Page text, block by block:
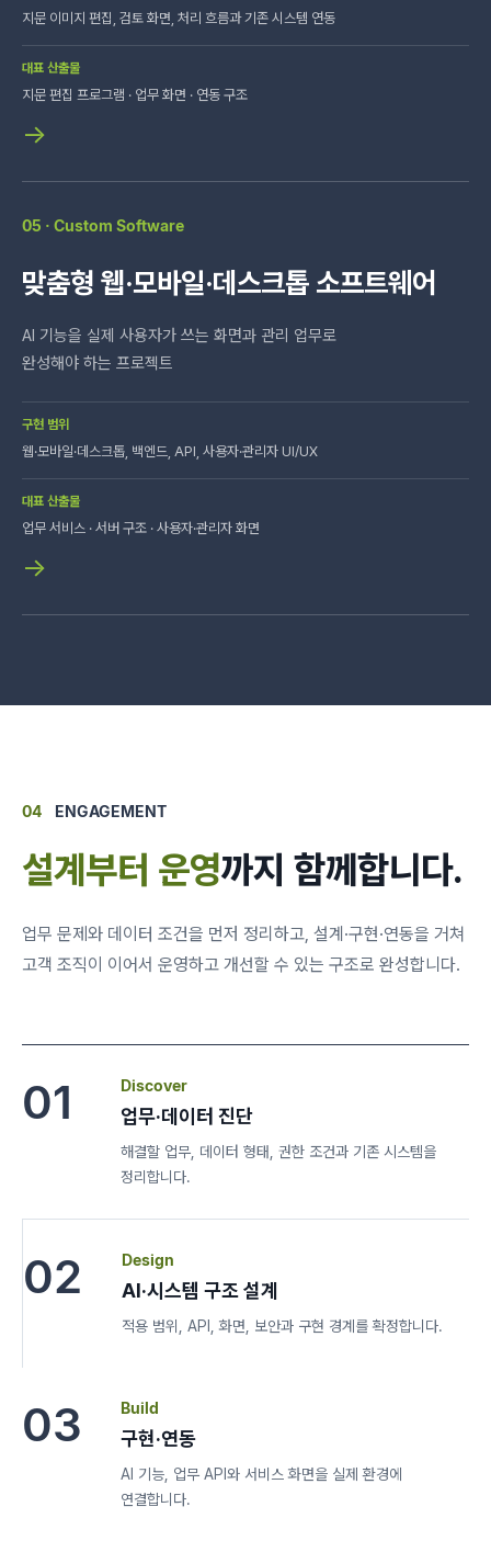
지문 이미지 편집, 검토 화면, 처리 흐름과 기존 시스템 연동
대표 산출물
지문 편집 프로그램 · 업무 화면 · 연동 구조
→
05 · Custom Software
맞춤형 웹·모바일·데스크톱 소프트웨어
AI 기능을 실제 사용자가 쓰는 화면과 관리 업무로
완성해야 하는 프로젝트
구현 범위
웹·모바일·데스크톱, 백엔드, API, 사용자·관리자 UI/UX
대표 산출물
업무 서비스 · 서버 구조 · 사용자·관리자 화면
→
04 ENGAGEMENT
설계부터 운영까지 함께합니다.
업무 문제와 데이터 조건을 먼저 정리하고, 설계·구현·연동을 거쳐
고객 조직이 이어서 운영하고 개선할 수 있는 구조로 완성합니다.
01 Discover
업무·데이터 진단
해결할 업무, 데이터 형태, 권한 조건과 기존 시스템을
정리합니다.
02 Design
AI·시스템 구조 설계
적용 범위, API, 화면, 보안과 구현 경계를 확정합니다.
03 Build
구현·연동
AI 기능, 업무 API와 서비스 화면을 실제 환경에
연결합니다.